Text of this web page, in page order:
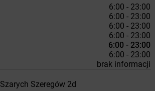
6:00 - 23:00
6:00 - 23:00
6:00 - 23:00
6:00 - 23:00
6:00 - 23:00
6:00 - 23:00
brak informacji
Szarych Szeregów 2d